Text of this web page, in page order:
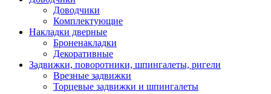
Доводчики
Комплектующие
Накладки дверные
Броненакладки
Декоративные
Задвижки, поворотники, шпингалеты, ригели
Врезные задвижки
Торцевые задвижки и шпингалеты